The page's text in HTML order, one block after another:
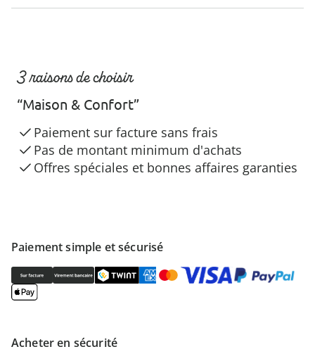
Paiement simple et sécurisé
Acheter en sécurité
3 raisons de choisir
“Maison & Confort”
Paiement sur facture sans frais
Pas de montant minimum d'achats
Offres spéciales et bonnes affaires garanties